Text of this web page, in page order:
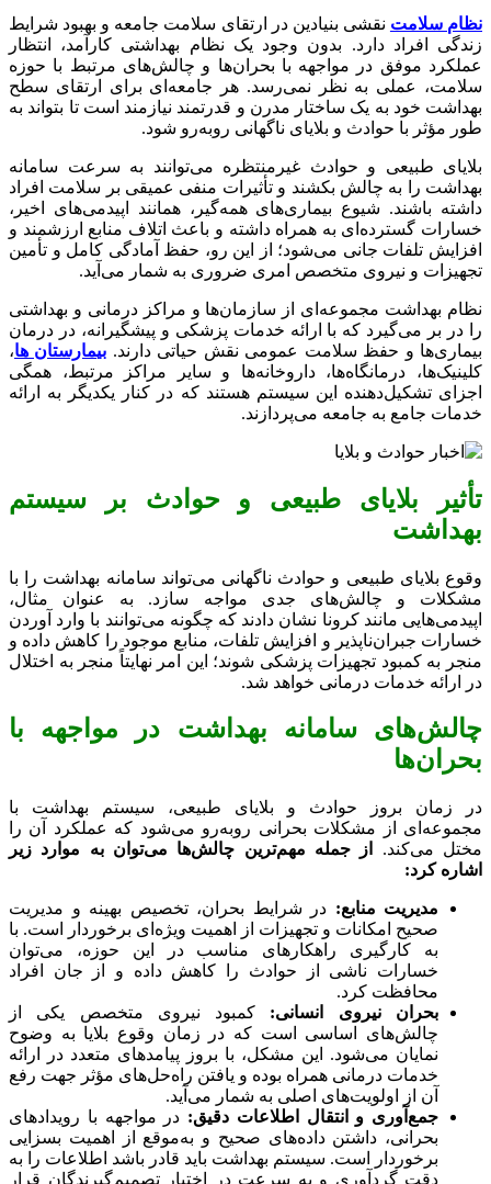
نظام سلامت نقشی بنیادین در ارتقای سلامت جامعه و بهبود شرایط
زندگی افراد دارد. بدون وجود یک نظام بهداشتی کارآمد، انتظار
عملکرد موفق در مواجهه با بحران‌ها و چالش‌های مرتبط با حوزه
سلامت، عملی به نظر نمی‌رسد. هر جامعه‌ای برای ارتقای سطح
بهداشت خود به یک ساختار مدرن و قدرتمند نیازمند است تا بتواند به
طور مؤثر با حوادث و بلایای ناگهانی روبه‌رو شود.
بلایای طبیعی و حوادث غیرمنتظره می‌توانند به سرعت سامانه
بهداشت را به چالش بکشند و تأثیرات منفی عمیقی بر سلامت افراد
داشته باشند. شیوع بیماری‌های همه‌گیر، همانند اپیدمی‌های اخیر،
خسارات گسترده‌ای به همراه داشته و باعث اتلاف منابع ارزشمند و
افزایش تلفات جانی می‌شود؛ از این رو، حفظ آمادگی کامل و تأمین
تجهیزات و نیروی متخصص امری ضروری به شمار می‌آید.
نظام بهداشت مجموعه‌ای از سازمان‌ها و مراکز درمانی و بهداشتی
را در بر می‌گیرد که با ارائه خدمات پزشکی و پیشگیرانه، در درمان
بیماری‌ها و حفظ سلامت عمومی نقش حیاتی دارند. بیمارستان‌ ها،
کلینیک‌ها، درمانگاه‌ها، داروخانه‌ها و سایر مراکز مرتبط، همگی
اجزای تشکیل‌دهنده این سیستم هستند که در کنار یکدیگر به ارائه
خدمات جامع به جامعه می‌پردازند.
تأثیر بلایای طبیعی و حوادث بر سیستم
بهداشت
وقوع بلایای طبیعی و حوادث ناگهانی می‌تواند سامانه بهداشت را با
مشکلات و چالش‌های جدی مواجه سازد. به عنوان مثال،
اپیدمی‌هایی مانند کرونا نشان دادند که چگونه می‌توانند با وارد آوردن
خسارات جبران‌ناپذیر و افزایش تلفات، منابع موجود را کاهش داده و
منجر به کمبود تجهیزات پزشکی شوند؛ این امر نهایتاً منجر به اختلال
در ارائه خدمات درمانی خواهد شد.
چالش‌های سامانه بهداشت در مواجهه با
بحران‌ها
در زمان بروز حوادث و بلایای طبیعی، سیستم بهداشت با
مجموعه‌ای از مشکلات بحرانی روبه‌رو می‌شود که عملکرد آن را
مختل می‌کند.
از جمله مهم‌ترین چالش‌ها می‌توان به موارد زیر
اشاره کرد:
مدیریت منابع: در شرایط بحران، تخصیص بهینه و مدیریت
صحیح امکانات و تجهیزات از اهمیت ویژه‌ای برخوردار است. با
به کارگیری راهکارهای مناسب در این حوزه، می‌توان
خسارات ناشی از حوادث را کاهش داده و از جان افراد
محافظت کرد.
بحران نیروی انسانی: کمبود نیروی متخصص یکی از
چالش‌های اساسی است که در زمان وقوع بلایا به وضوح
نمایان می‌شود. این مشکل، با بروز پیامدهای متعدد در ارائه
خدمات درمانی همراه بوده و یافتن راه‌حل‌های مؤثر جهت رفع
آن از اولویت‌های اصلی به شمار می‌آید.
جمع‌آوری و انتقال اطلاعات دقیق: در مواجهه با رویدادهای
بحرانی، داشتن داده‌های صحیح و به‌موقع از اهمیت بسزایی
برخوردار است. سیستم بهداشت باید قادر باشد اطلاعات را به
دقت گردآوری و به سرعت در اختیار تصمیم‌گیرندگان قرار